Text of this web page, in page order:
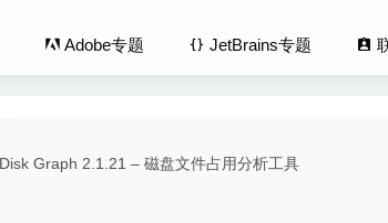
Adobe专题 JetBrains专题